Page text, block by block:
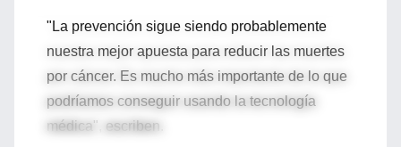
"La prevención sigue siendo probablemente
nuestra mejor apuesta para reducir las muertes
por cáncer. Es mucho más importante de lo que
podríamos conseguir usando la tecnología
médica", escriben.